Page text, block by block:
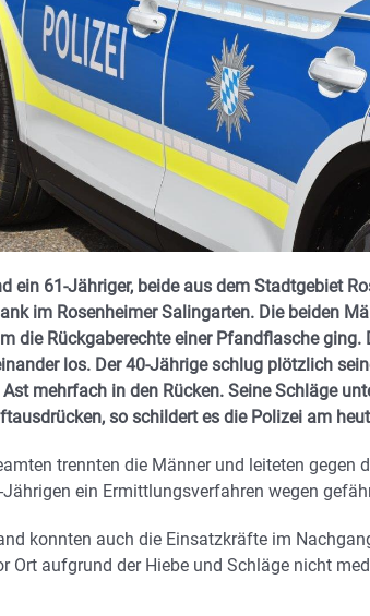
ein 61-Jähriger, beide aus dem Stadtgebiet
im Rosenheimer Salingarten. Die beiden
die Rückgaberechte einer Pfandflasche ging.
los. Der 40-Jährige schlug plötzlich
mehrfach in den Rücken. Seine Schläge
so schildert es die Polizei am
trennten die Männer und leiteten gegen
ein Ermittlungsverfahren wegen
konnten auch die Einsatzkräfte im
Ort aufgrund der Hiebe und Schläge nicht